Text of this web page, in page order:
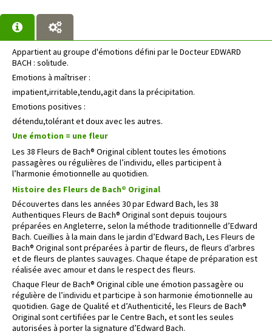
Appartient au groupe d'émotions défini par le Docteur EDWARD
BACH : solitude.
Emotions à maîtriser :
impatient,irritable,tendu,agit dans la précipitation.
Emotions positives :
détendu,tolérant et doux avec les autres.
Une émotion = une fleur
Les 38 Fleurs de Bach® Original ciblent toutes les émotions
passagères ou régulières de l’individu, elles participent à
l’harmonie émotionnelle au quotidien.
Histoire des Fleurs de Bach® Original
Découvertes dans les années 30 par Edward Bach, les 38
Authentiques Fleurs de Bach® Original sont depuis toujours
préparées en Angleterre, selon la méthode traditionnelle d’Edward
Bach. Cueillies à la main dans le jardin d’Edward Bach, Les Fleurs de
Bach® Original sont préparées à partir de fleurs, de fleurs d’arbres
et de fleurs de plantes sauvages. Chaque étape de préparation est
réalisée avec amour et dans le respect des fleurs.
Chaque Fleur de Bach® Original cible une émotion passagère ou
régulière de l’individu et participe à son harmonie émotionnelle au
quotidien. Gage de Qualité et d’Authenticité, les Fleurs de Bach®
Original sont certifiées par le Centre Bach, et sont les seules
autorisées à porter la signature d’Edward Bach.